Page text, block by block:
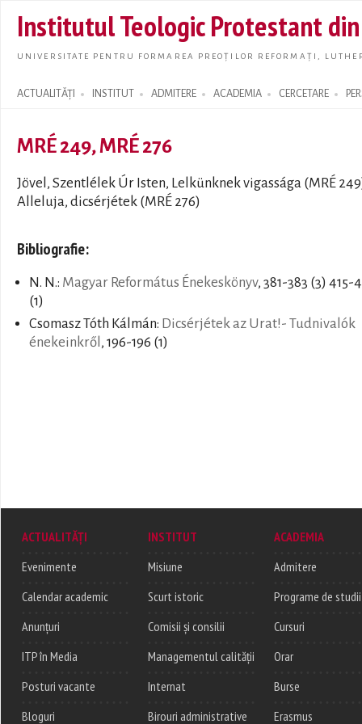
main
Institutul Teologic Protestant
UNIVERSITATE PENTRU FORMAREA PREOȚILOR REFORMAȚI,
ACTUALITĂȚI INSTITUT ADMITERE ACADEMIA CERCETARE
Search form
MRÉ 249, MRÉ 276
Jövel, Szentlélek Úr Isten, Lelkünknek vigassága (MRÉ
Alleluja, dicsérjétek (MRÉ 276)
Bibliografie:
N. N.: Magyar Református Énekeskönyv, 381-383 (3) 415-
(1)
Csomasz Tóth Kálmán: Dicsérjétek az Urat!- Tudnivalók
énekeinkről , 196-196 (1)
ACTUALITĂȚI
Evenimente
Calendar academic
Anunțuri
ITP în Media
Posturi vacante
Bloguri
INSTITUT
Misiune
Scurt istoric
Comisii și consilii
Managementul calității
Internat
Birouri administrative
ACADEMIA
Admitere
Programe de studii
Cursuri
Orar
Burse
Erasmus